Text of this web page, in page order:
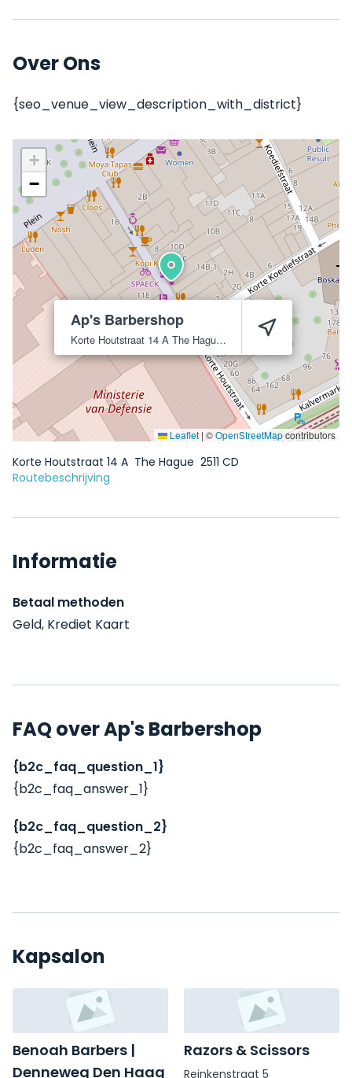
Over Ons
{seo_venue_view_description_with_district}
Ap's Barbershop
Korte Houtstraat 14 A The Hague 2511 CD
+
−
Leaflet |©OpenStreetMapcontributors
Korte Houtstraat 14 A The Hague 2511 CD
Routebeschrijving
Informatie
Betaal methoden
Geld, Krediet Kaart
FAQ over Ap's Barbershop
{b2c_faq_question_1}
{b2c_faq_answer_1}
{b2c_faq_question_2}
{b2c_faq_answer_2}
Kapsalon
Benoah Barbers |
Denneweg Den Haag
Razors & Scissors
Reinkenstraat 5